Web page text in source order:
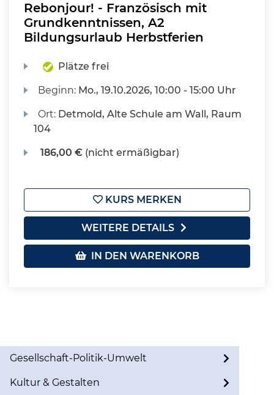
Rebonjour! - Französisch mit
Grundkenntnissen, A2
Bildungsurlaub Herbstferien
Plätze frei
Beginn: Mo., 19.10.2026, 10:00 - 15:00 Uhr
Ort: Detmold, Alte Schule am Wall, Raum
104
186,00 € (nicht ermäßigbar)
KURS MERKEN
WEITERE DETAILS
IN DEN WARENKORB
Gesellschaft-Politik-Umwelt
Kultur & Gestalten